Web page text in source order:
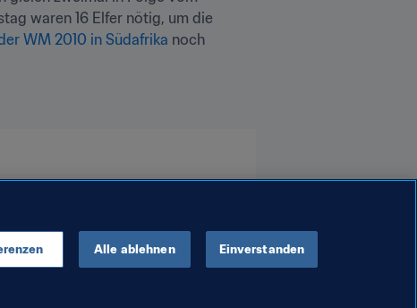
waren 16 Elfer nötig, um die
WM 2010 in Südafrika noch
Alle ablehnen Einverstanden